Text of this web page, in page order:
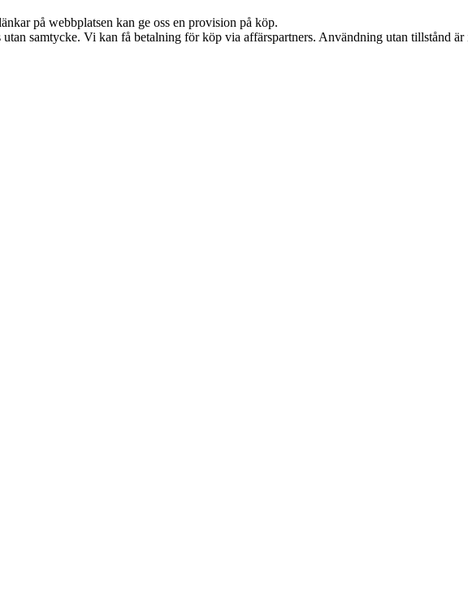
på webbplatsen kan ge oss en provision på köp.
samtycke. Vi kan få betalning för köp via affärspartners. Användning utan tillstånd är